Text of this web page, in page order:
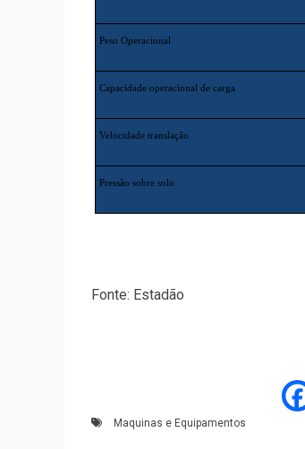
Peso Operacional
Capacidade operacional de carga
Velocidade translação
Pressão sobre solo
Fonte: Estadão
Maquinas e Equipamentos